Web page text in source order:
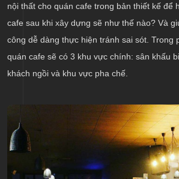
nội thất cho quán cafe trong bản thiết kế để
cafe sau khi xây dựng sẽ như thế nào? Và
công dễ dàng thực hiện tránh sai sót. Trong
quán cafe sẽ có 3 khu vực chính: sân khấu
khách ngồi và khu vực pha chế.